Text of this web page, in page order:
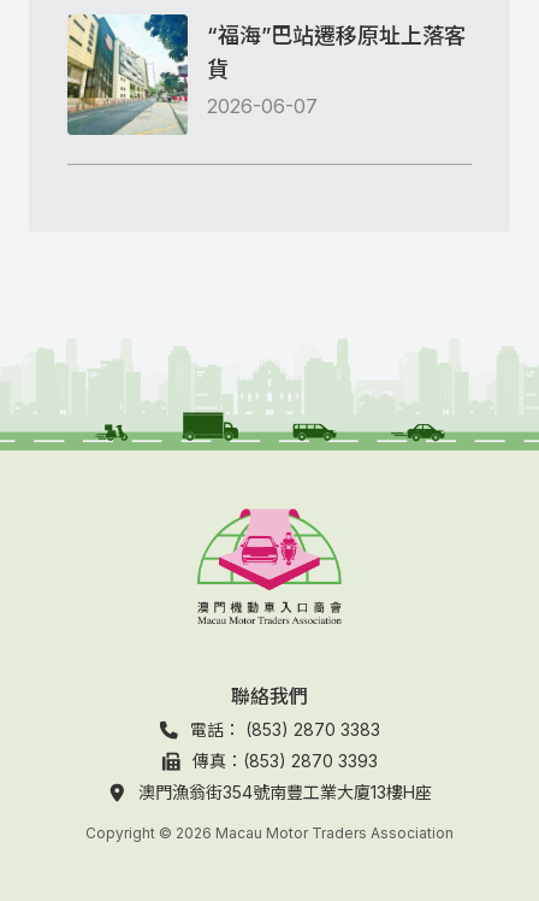
“福海”巴站遷移原址上落客
貨
2026-06-07
聯絡我們
電話： (853) 2870 3383
傳真：(853) 2870 3393
澳門漁翁街354號南豐工業大廈13樓H座
Copyright © 2026 Macau Motor Traders Association